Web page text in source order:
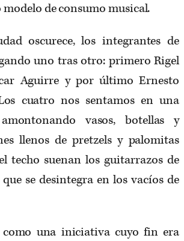
de consumo musical.
oscurece, los integrantes de
uno tras otro: primero Rigel
Aguirre y por último Ernesto
cuatro nos sentamos en una
vasos, botellas y
llenos de pretzels y palomitas
techo suenan los guitarrazos de
se desintegra en los vacíos de
como una iniciativa cuyo fin era